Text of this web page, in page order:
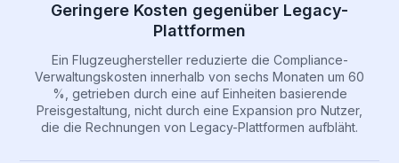
Geringere Kosten gegenüber Legacy-
Plattformen
Ein Flugzeughersteller reduzierte die Compliance-
Verwaltungskosten innerhalb von sechs Monaten um 60
%, getrieben durch eine auf Einheiten basierende
Preisgestaltung, nicht durch eine Expansion pro Nutzer,
die die Rechnungen von Legacy-Plattformen aufbläht.